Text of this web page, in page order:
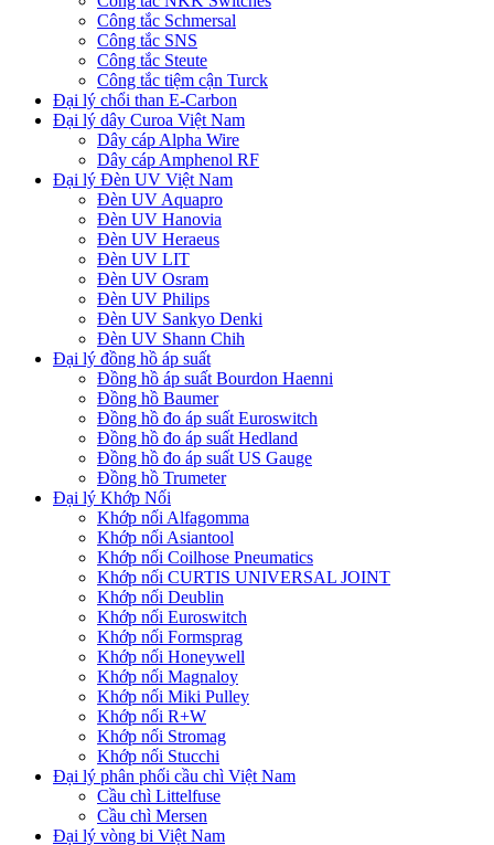
Công tắc Schmersal
Công tắc SNS
Công tắc Steute
Công tắc tiệm cận Turck
Đại lý chổi than E-Carbon
Đại lý dây Curoa Việt Nam
Dây cáp Alpha Wire
Dây cáp Amphenol RF
Đại lý Đèn UV Việt Nam
Đèn UV Aquapro
Đèn UV Hanovia
Đèn UV Heraeus
Đèn UV LIT
Đèn UV Osram
Đèn UV Philips
Đèn UV Sankyo Denki
Đèn UV Shann Chih
Đại lý đồng hồ áp suất
Đồng hồ áp suất Bourdon Haenni
Đồng hồ Baumer
Đồng hồ đo áp suất Euroswitch
Đồng hồ đo áp suất Hedland
Đồng hồ đo áp suất US Gauge
Đồng hồ Trumeter
Đại lý Khớp Nối
Khớp nối Alfagomma
Khớp nối Asiantool
Khớp nối Coilhose Pneumatics
Khớp nối CURTIS UNIVERSAL JOINT
Khớp nối Deublin
Khớp nối Euroswitch
Khớp nối Formsprag
Khớp nối Honeywell
Khớp nối Magnaloy
Khớp nối Miki Pulley
Khớp nối R+W
Khớp nối Stromag
Khớp nối Stucchi
Đại lý phân phối cầu chì Việt Nam
Cầu chì Littelfuse
Cầu chì Mersen
Đại lý vòng bi Việt Nam